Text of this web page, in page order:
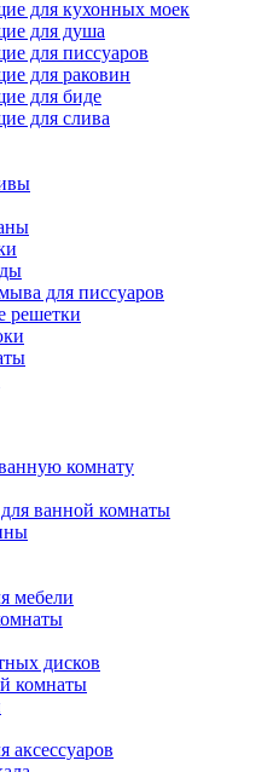
для кухонных моек
для душа
для писсуаров
для раковин
для биде
для слива
для писсуаров
решетки
комнату
ванной комнаты
мебели
дисков
комнаты